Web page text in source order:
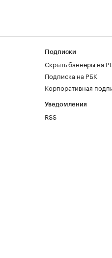
Подписки
Скрыть баннеры на
Подписка на РБК
Корпоративная
Уведомления
RSS